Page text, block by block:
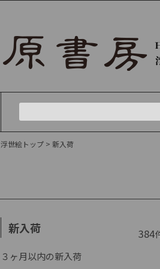
浮世絵トップ > 新入荷
新入荷
３ヶ月以内の新入荷
384